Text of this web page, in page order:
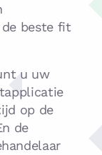
de beste fit
u uw
op de
de